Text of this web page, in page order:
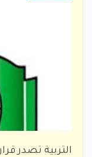
التربية تصدر